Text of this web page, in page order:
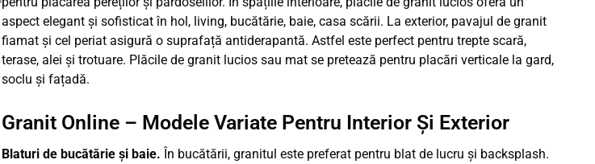
aspect elegant și sofisticat în hol, living, bucătărie, baie, casa scării. La exterior, pavajul de granit
fiamat și cel periat asigură o suprafață antiderapantă. Astfel este perfect pentru trepte scară,
terase, alei și trotuare. Plăcile de granit lucios sau mat se pretează pentru placări verticale la gard,
soclu și fațadă.
Granit Online – Modele Variate Pentru Interior Și Exterior
Blaturi de bucătărie și baie. În bucătării, granitul este preferat pentru blat de lucru și backsplash.